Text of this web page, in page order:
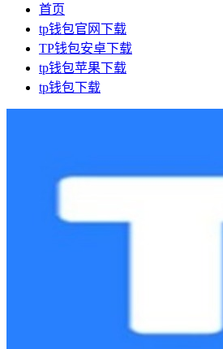
首页
tp钱包官网下载
TP钱包安卓下载
tp钱包苹果下载
tp钱包下载